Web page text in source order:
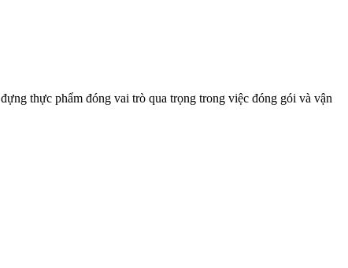
thực phẩm đóng vai trò qua trọng trong việc đóng gói và vận